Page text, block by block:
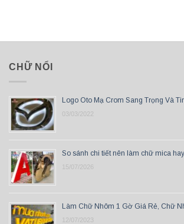
CHỮ NỔI
Logo Oto Mạ Crom Sang Trọng Và
03/03/2022
So sánh chi tiết nên làm chữ mica
15/07/2026
Làm Chữ Nhôm 1 Gờ Giá Rẻ, Chữ
12/07/2023